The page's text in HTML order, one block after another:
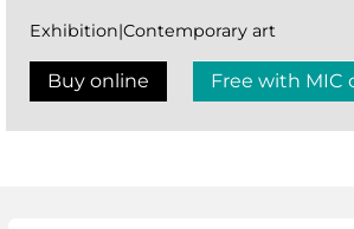
Exhibition|Contemporary art
Buy online Free with MIC